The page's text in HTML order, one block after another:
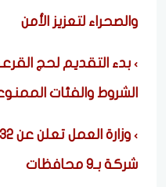
والصحراء لتعزيز الأمن
الشروط والفئات
شركة بـ9 محافظات